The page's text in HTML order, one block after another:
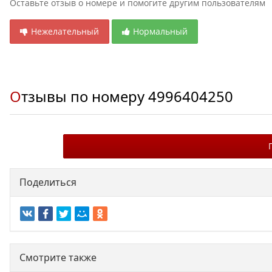
Оставьте отзыв о номере и помогите другим пользователям
Нежелательный Нормальный
Отзывы по номеру4996404250
Поделиться
Смотрите также